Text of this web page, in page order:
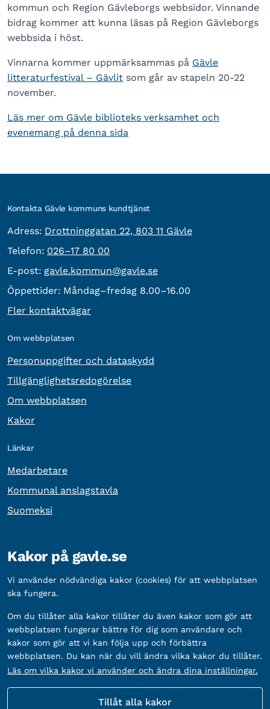
kommun och Region Gävleborgs webbsidor. Vinnande
bidrag kommer att kunna läsas på Region Gävleborgs
webbsida i höst.
Vinnarna kommer uppmärksammas på Gävle
litteraturfestival – Gävlit som går av stapeln 20-22
november.
Läs mer om Gävle biblioteks verksamhet och
evenemang på denna sida
Kontakta Gävle kommuns kundtjänst
Adress: besöksadress:
Drottninggatan 22, 803 11 Gävle
Telefon: Telefon:
026–17 80 00
E-post: E-post:
gavle.kommun@gavle.se
Öppettider: Måndag–fredag 8.00–16.00
Fler kontaktvägar
Om webbplatsen
Personuppgifter och dataskydd
Tillgänglighetsredogörelse
Om webbplatsen
Kakor
Länkar
Medarbetare
Kommunal anslagstavla
Suomeksi
Organisationsnummer: 212000-2338
Bankgironummer: 5888-2333
Kakor på gavle.se
Vi använder nödvändiga kakor (cookies) för att webbplatsen
ska fungera.
Om du tillåter alla kakor tillåter du även kakor som gör att
webbplatsen fungerar bättre för dig som användare och
kakor som gör att vi kan följa upp och förbättra
webbplatsen. Du kan när du vill ändra vilka kakor du tillåter.
Läs om vilka kakor vi använder och ändra dina inställningar.
Tillåt alla kakor